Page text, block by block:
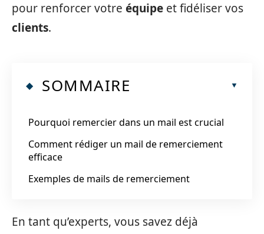
pour renforcer votre équipe et fidéliser vos
clients.
SOMMAIRE
Pourquoi remercier dans un mail est crucial
Comment rédiger un mail de remerciement
efficace
Exemples de mails de remerciement
En tant qu’experts, vous savez déjà